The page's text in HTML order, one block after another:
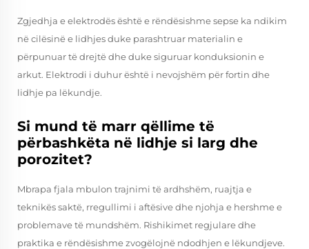
Zgjedhja e elektrodës është e rëndësishme sepse ka ndikim
në cilësinë e lidhjes duke parashtruar materialin e
përpunuar të drejtë dhe duke siguruar konduksionin e
arkut. Elektrodi i duhur është i nevojshëm për fortin dhe
lidhje pa lëkundje.
Si mund të marr qëllime të
përbashkëta në lidhje si larg dhe
porozitet?
Mbrapa fjala mbulon trajnimi të ardhshëm, ruajtja e
teknikës saktë, rregullimi i aftësive dhe njohja e hershme e
problemave të mundshëm. Rishikimet regjulare dhe
praktika e rëndësishme zvogëlojnë ndodhjen e lëkundjeve.